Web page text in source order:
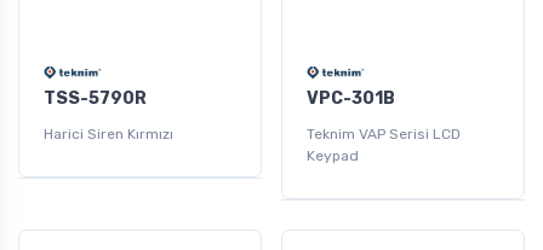
TSS-5790R
Harici Siren Kırmızı
VPC-301B
Teknim VAP Serisi LCD
Keypad